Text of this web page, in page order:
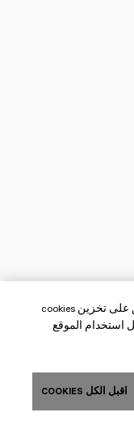
بالنقر فوق «قبول الكل Cookies»، فإنك توافق على تخزين cookies
استخدام الموقع
اقبل الكل COOKIES